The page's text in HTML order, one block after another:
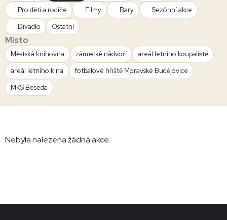
Pro děti a rodiče
Filmy Bary
Sezónní akce
Divadlo
Ostatní
Místo
Městská knihovna zámecké nádvoří
areál letního koupaliště
areál letního kina
fotbalové hřiště Moravské Budějovice
MKS Beseda
Nebyla nalezena žádná akce.